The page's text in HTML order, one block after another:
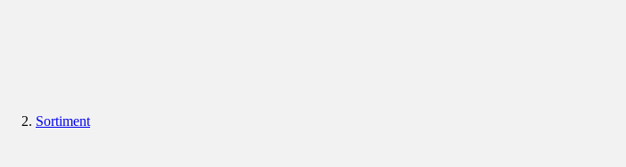
Sortiment